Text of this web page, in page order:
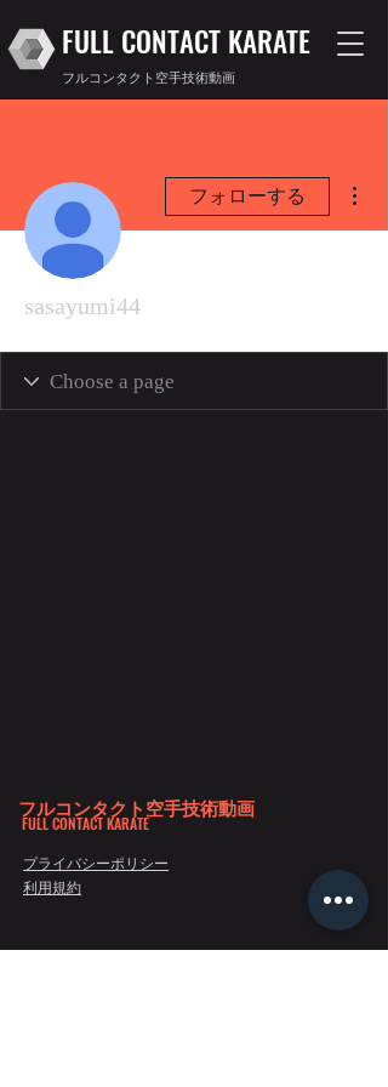
フルコンタクト空手技術動画
FULL CONTACT KARATE
フォローする
sasayumi44
フルコンタクト空手技術動画
FULL CONTACT KARATE
プライバシーポリシー
利用規約